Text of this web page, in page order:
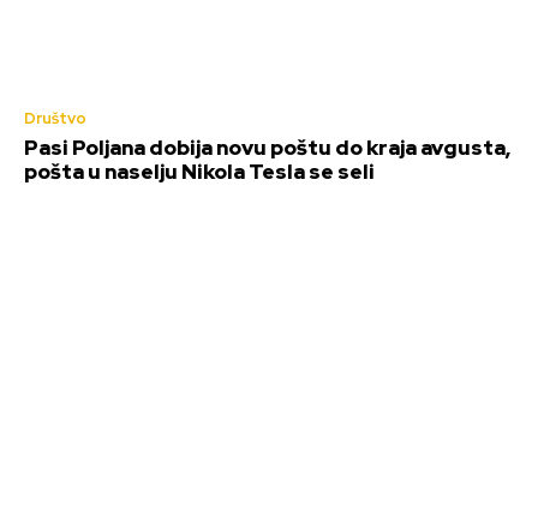
Društvo
Pasi Poljana dobija novu poštu do kraja avgusta,
pošta u naselju Nikola Tesla se seli